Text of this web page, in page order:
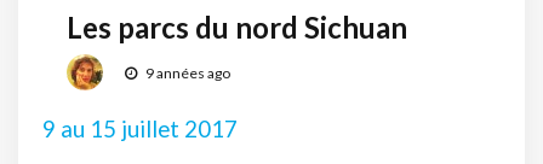
Les parcs du nord Sichuan
9 années ago
9 au 15 juillet 2017